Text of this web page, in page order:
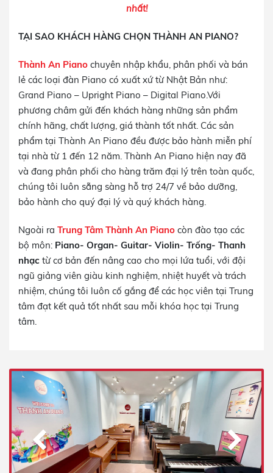
nhất!
TẠI SAO KHÁCH HÀNG CHỌN THÀNH AN PIANO?
Thành An Piano chuyên nhập khẩu, phân phối và bán
lẻ các loại đàn Piano có xuất xứ từ Nhật Bản như:
Grand Piano – Upright Piano – Digital Piano.Với
phương châm gửi đến khách hàng những sản phẩm
chính hãng, chất lượng, giá thành tốt nhất. Các sản
phẩm tại Thành An Piano đều được bảo hành miễn phí
tại nhà từ 1 đến 12 năm. Thành An Piano hiện nay đã
và đang phân phối cho hàng trăm đại lý trên toàn quốc,
chúng tôi luôn sẵng sàng hỗ trợ 24/7 về bảo dưỡng,
bảo hành cho quý đại lý và quý khách hàng.
Ngoài ra Trung Tâm Thành An Piano còn đào tạo các
bộ môn: Piano- Organ- Guitar- Violin- Trống- Thanh
nhạc từ cơ bản đến nâng cao cho mọi lứa tuổi, với đội
ngũ giảng viên giàu kinh nghiệm, nhiệt huyết và trách
nhiệm, chúng tôi luôn cố gắng để các học viên tại Trung
tâm đạt kết quả tốt nhất sau mỗi khóa học tại Trung
tâm.